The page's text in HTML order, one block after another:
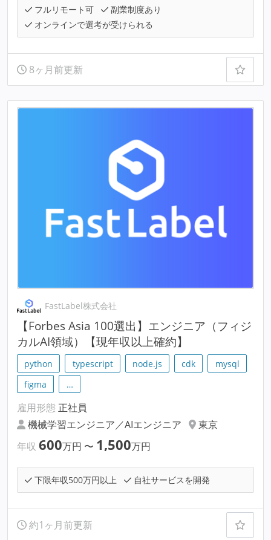
フルリモート可
副業制度あり
オンラインで選考が受けられる
8ヶ月前更新
FastLabel株式会社
【Forbes Asia 100選出】エンジニア（フィジ
カルAI領域）【現年収以上確約】
python typescript node.js cdk
mysql
figma
…
雇用形態 正社員
機械学習エンジニア／AIエンジニア
東京
年収 600万円 〜 1,500万円
下限年収500万円以上 自社サービスを開発
約1ヶ月前更新